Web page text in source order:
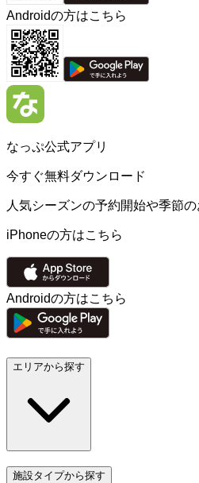
Androidの方はこちら
なっぷ公式アプリ
今すぐ無料ダウンロード
人気シーズンの予約開始や季節
iPhoneの方はこちら
Androidの方はこちら
エリアから探す
施設タイプから探す